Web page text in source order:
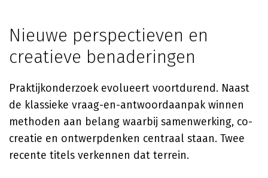
Nieuwe perspectieven en
creatieve benaderingen
Praktijkonderzoek evolueert voortdurend. Naast
de klassieke vraag-en-antwoordaanpak winnen
methoden aan belang waarbij samenwerking, co-
creatie en ontwerpdenken centraal staan. Twee
recente titels verkennen dat terrein.